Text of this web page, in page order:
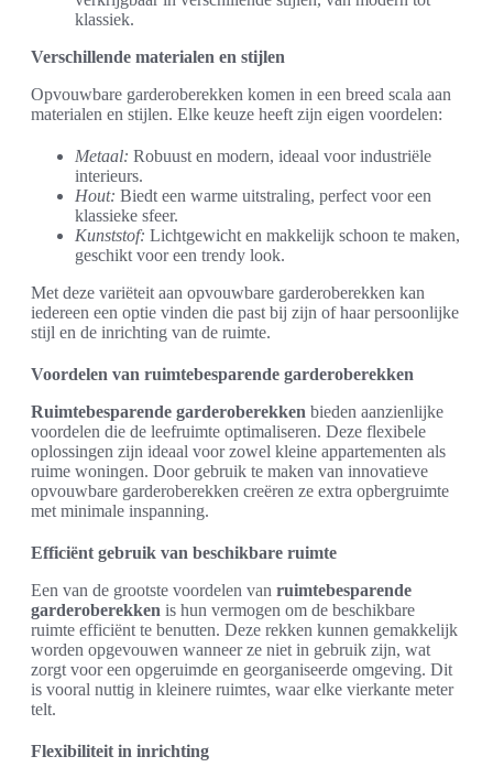
klassiek.
Verschillende materialen en stijlen
Opvouwbare garderoberekken komen in een breed scala aan
materialen en stijlen. Elke keuze heeft zijn eigen voordelen:
Metaal: Robuust en modern, ideaal voor industriële
interieurs.
Hout: Biedt een warme uitstraling, perfect voor een
klassieke sfeer.
Kunststof: Lichtgewicht en makkelijk schoon te maken,
geschikt voor een trendy look.
Met deze variëteit aan opvouwbare garderoberekken kan
iedereen een optie vinden die past bij zijn of haar persoonlijke
stijl en de inrichting van de ruimte.
Voordelen van ruimtebesparende garderoberekken
Ruimtebesparende garderoberekken bieden aanzienlijke
voordelen die de leefruimte optimaliseren. Deze flexibele
oplossingen zijn ideaal voor zowel kleine appartementen als
ruime woningen. Door gebruik te maken van innovatieve
opvouwbare garderoberekken creëren ze extra opbergruimte
met minimale inspanning.
Efficiënt gebruik van beschikbare ruimte
Een van de grootste voordelen van ruimtebesparende
garderoberekken is hun vermogen om de beschikbare
ruimte efficiënt te benutten. Deze rekken kunnen gemakkelijk
worden opgevouwen wanneer ze niet in gebruik zijn, wat
zorgt voor een opgeruimde en georganiseerde omgeving. Dit
is vooral nuttig in kleinere ruimtes, waar elke vierkante meter
telt.
Flexibiliteit in inrichting